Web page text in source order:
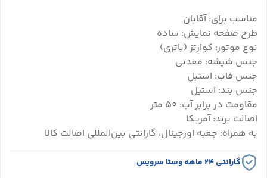
مناسب برای: آقایان
طرح صفحه نمایش: ساده
نوع موتور: کوارتز (باتری)
جنس شیشه: معدنی
جنس قاب: استیل
جنس بند: استیل
مقاومت در برابر آب: 50 متر
اصالت برند: آمریکا
به همراه: جعبه اورجینال، گارانتی بین‌المللی اصالت کالا
گارانتی ۲۴ ماهه وستا سرویس